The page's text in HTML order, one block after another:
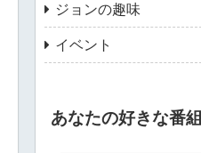
ジョンの趣味
イベント
あなたの好きな番